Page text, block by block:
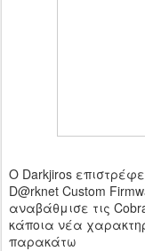
Ο Darkjiros
D@rknet Custom
αναβάθμισε τις
κάποια νέα
παρακάτω